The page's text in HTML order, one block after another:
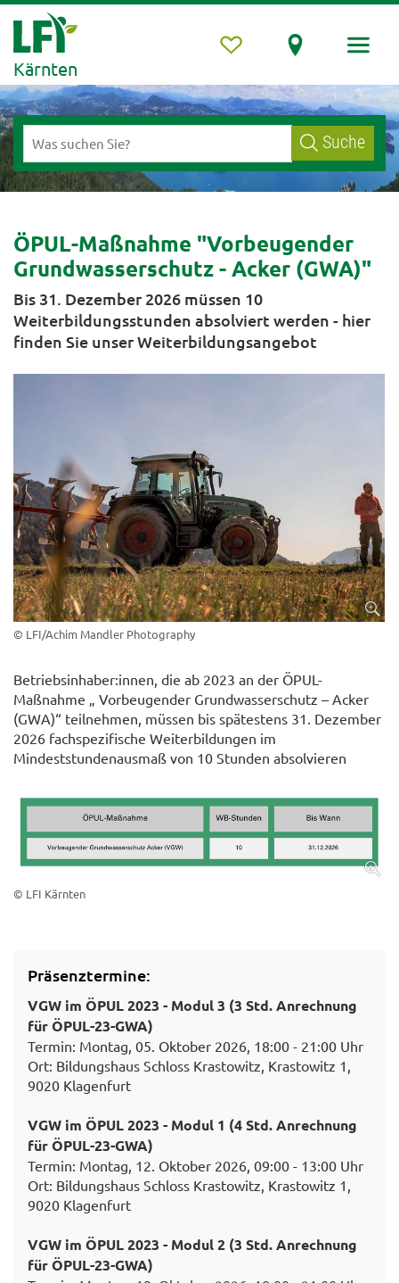
Kärnten
Suche
ÖPUL-Maßnahme "Vorbeugender
Grundwasserschutz - Acker (GWA)"
Bis 31. Dezember 2026 müssen 10
Weiterbildungsstunden absolviert werden - hier
finden Sie unser Weiterbildungsangebot
© LFI/Achim Mandler Photography
Betriebsinhaber:innen, die ab 2023 an der ÖPUL-
Maßnahme „ Vorbeugender Grundwasserschutz – Acker
(GWA)“ teilnehmen, müssen bis spätestens 31. Dezember
2026 fachspezifische Weiterbildungen im
Mindeststundenausmaß von 10 Stunden absolvieren
© LFI Kärnten
Präsenztermine:
VGW im ÖPUL 2023 - Modul 3 (3 Std. Anrechnung
für ÖPUL-23-GWA)
Termin: Montag, 05. Oktober 2026, 18:00 - 21:00 Uhr
Ort: Bildungshaus Schloss Krastowitz, Krastowitz 1,
9020 Klagenfurt
VGW im ÖPUL 2023 - Modul 1 (4 Std. Anrechnung
für ÖPUL-23-GWA)
Termin: Montag, 12. Oktober 2026, 09:00 - 13:00 Uhr
Ort: Bildungshaus Schloss Krastowitz, Krastowitz 1,
9020 Klagenfurt
VGW im ÖPUL 2023 - Modul 2 (3 Std. Anrechnung
für ÖPUL-23-GWA)